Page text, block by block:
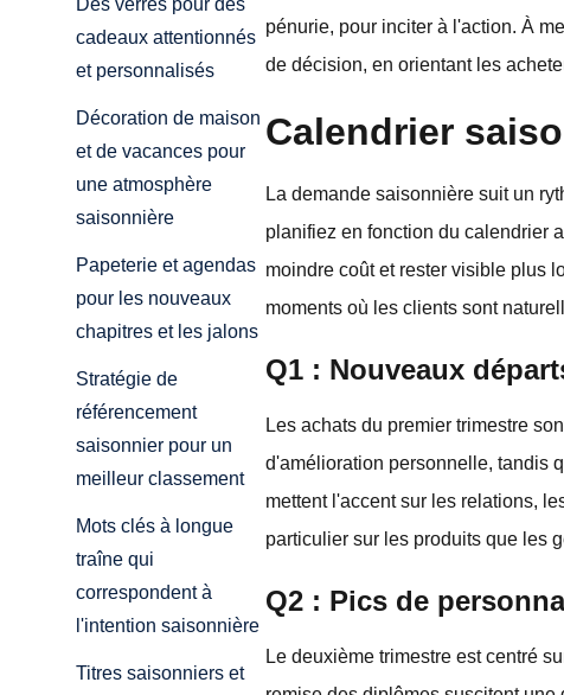
Des verres pour des
cadeaux attentionnés
et personnalisés
Décoration de maison
et de vacances pour
une atmosphère
saisonnière
Papeterie et agendas
pour les nouveaux
chapitres et les jalons
Stratégie de
référencement
saisonnier pour un
meilleur classement
Mots clés à longue
traîne qui
correspondent à
l'intention saisonnière
Titres saisonniers et
pénurie, pour inciter à l'action. À
de décision, en orientant les
Calendrier
La demande saisonnière suit un
planifiez en fonction du calendrier
moindre coût et rester visible plus
moments où les clients sont
Q1 : Nouveaux
Les achats du premier trimestre
d'amélioration personnelle, tandis
mettent l'accent sur les relations,
particulier sur les produits que les
Q2 : Pics de
Le deuxième trimestre est centré